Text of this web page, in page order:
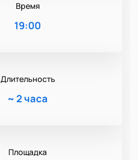
Время
19:00
Длительность
~ 2 часа
Площадка